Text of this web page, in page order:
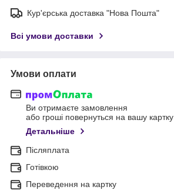
Кур'єрська доставка "Нова Пошта"
Всі умови доставки
Умови оплати
Ви отримаєте замовлення
або гроші повернуться на вашу картку
Детальніше
Післяплата
Готівкою
Переведення на картку